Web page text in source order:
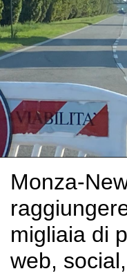
Monza-
migliaia di
web,